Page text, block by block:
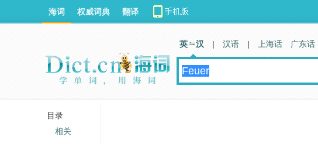
海词 权威词典 翻译
英 汉 | 汉语 | 上海话 广东话
目录
相关